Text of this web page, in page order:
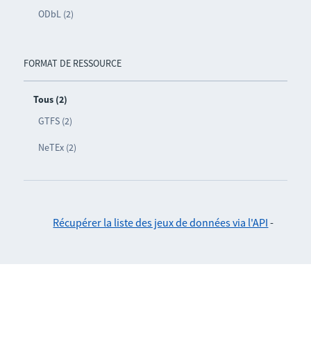
ODbL (2)
FORMAT DE RESSOURCE
Tous (2)
GTFS (2)
NeTEx (2)
Récupérer la liste des jeux de données via l'API -